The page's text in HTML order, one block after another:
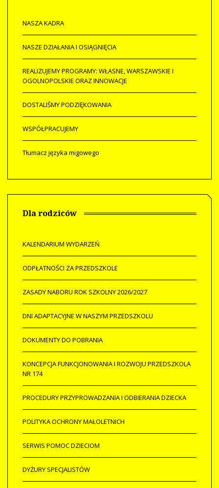
NASZA KADRA
NASZE DZIAŁANIA I OSIĄGNIĘCIA
REALIZUJEMY PROGRAMY: WŁASNE, WARSZAWSKIE I
OGOLNOPOLSKIE ORAZ INNOWACJE
DOSTALIŚMY PODZIĘKOWANIA
WSPÓŁPRACUJEMY
Tłumacz języka migowego
Dla rodziców
KALENDARIUM WYDARZEŃ
ODPŁATNOŚCI ZA PRZEDSZKOLE
ZASADY NABORU ROK SZKOLNY 2026/2027
DNI ADAPTACYJNE W NASZYM PRZEDSZKOLU
DOKUMENTY DO POBRANIA
KONCEPCJA FUNKCJONOWANIA I ROZWOJU PRZEDSZKOLA
NR 174
PROCEDURY PRZYPROWADZANIA I ODBIERANIA DZIECKA
POLITYKA OCHRONY MAŁOLETNICH
SERWIS POMOC DZIECIOM
DYŻURY SPECJALISTÓW